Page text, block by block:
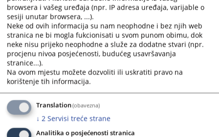
Prateći dokumenti
Uredba o sadržaju ugovora o koncesiji NN 06_2026
102 PREGLEDA
browsera i vašeg uređaja (npr. IP adresa uređaja, varijable o
sesiji unutar browsera, ...).
Neke od ovih informacija su nam neophodne i bez njih web
stranica ne bi mogla fukcionisati u svom punom obimu, dok
neke nisu prijeko neophodne a služe za dodatne stvari (npr.
procjenu nivoa posjećenosti, budućeg usavršavanja
stranice...).
Na ovom mjestu možete dozvoliti ili uskratiti pravo na
korištenje tih informacija.
Translation(obavezna)
↓ 2 Servisi treće strane
Analitika o posjećenosti stranica